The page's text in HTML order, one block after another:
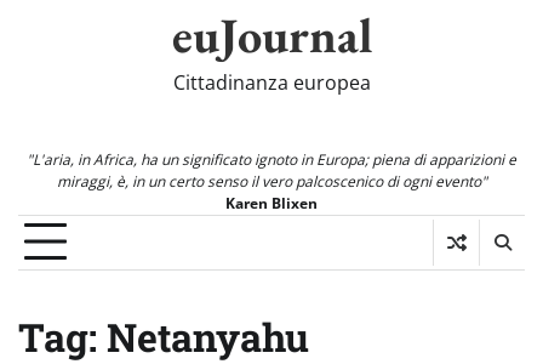
euJournal
Cittadinanza europea
"L'aria, in Africa, ha un significato ignoto in Europa; piena di apparizioni e
miraggi, è, in un certo senso il vero palcoscenico di ogni evento"
Karen Blixen
Tag: Netanyahu